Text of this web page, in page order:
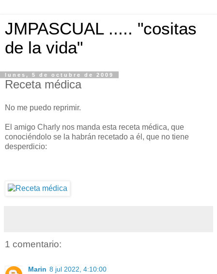
JMPASCUAL ..... "cositas
de la vida"
lunes, 5 de octubre de 2009
Receta médica
No me puedo reprimir.
El amigo Charly nos manda esta receta médica, que
conociéndolo se la habrán recetado a él, que no tiene
desperdicio:
1 comentario:
Marin 8 jul 2022, 4:10:00